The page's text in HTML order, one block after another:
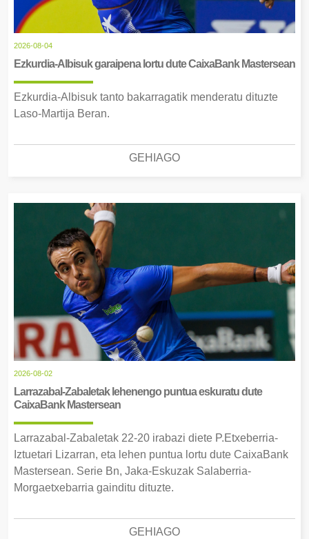
2026-08-04
Ezkurdia-Albisuk garaipena lortu dute CaixaBank Mastersean
Ezkurdia-Albisuk tanto bakarragatik menderatu dituzte
Laso-Martija Beran.
GEHIAGO
2026-08-02
Larrazabal-Zabaletak lehenengo puntua eskuratu dute
CaixaBank Mastersean
Larrazabal-Zabaletak 22-20 irabazi diete P.Etxeberria-
Iztuetari Lizarran, eta lehen puntua lortu dute CaixaBank
Mastersean. Serie Bn, Jaka-Eskuzak Salaberria-
Morgaetxebarria gainditu dituzte.
GEHIAGO